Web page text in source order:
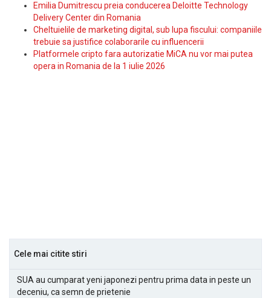
Emilia Dumitrescu preia conducerea Deloitte Technology
Delivery Center din Romania
Cheltuielile de marketing digital, sub lupa fiscului: companiile
trebuie sa justifice colaborarile cu influencerii
Platformele cripto fara autorizatie MiCA nu vor mai putea
opera in Romania de la 1 iulie 2026
Cele mai citite stiri
SUA au cumparat yeni japonezi pentru prima data in peste un
deceniu, ca semn de prietenie